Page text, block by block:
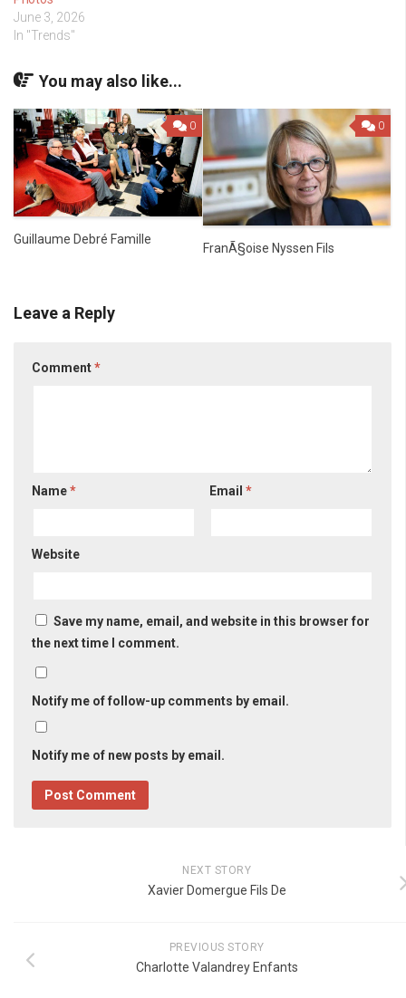
June 3, 2026
In "Trends"
You may also like...
0
Guillaume Debré Famille
0
FranÃ§oise Nyssen Fils
Leave a Reply
Comment*
Name* Email*
Website
Save my name, email, and website in this browser for
the next time I comment.
Notify me of follow-up comments by email.
Notify me of new posts by email.
NEXT STORY
Xavier Domergue Fils De
PREVIOUS STORY
Charlotte Valandrey Enfants